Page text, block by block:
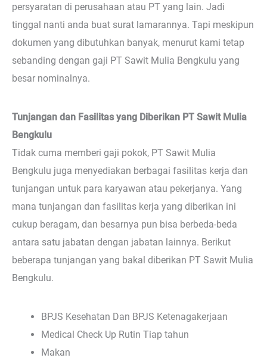
persyaratan di perusahaan atau PT yang lain. Jadi
tinggal nanti anda buat surat lamarannya. Tapi meskipun
dokumen yang dibutuhkan banyak, menurut kami tetap
sebanding dengan gaji PT Sawit Mulia Bengkulu yang
besar nominalnya.
Tunjangan dan Fasilitas yang Diberikan PT Sawit Mulia
Bengkulu
Tidak cuma memberi gaji pokok, PT Sawit Mulia
Bengkulu juga menyediakan berbagai fasilitas kerja dan
tunjangan untuk para karyawan atau pekerjanya. Yang
mana tunjangan dan fasilitas kerja yang diberikan ini
cukup beragam, dan besarnya pun bisa berbeda-beda
antara satu jabatan dengan jabatan lainnya. Berikut
beberapa tunjangan yang bakal diberikan PT Sawit Mulia
Bengkulu.
BPJS Kesehatan Dan BPJS Ketenagakerjaan
Medical Check Up Rutin Tiap tahun
Makan